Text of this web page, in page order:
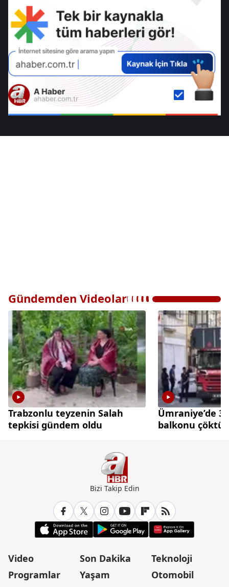
Gündemden Videolar
Trabzonlu teyzenin Salah
tepkisi gündem oldu
Ümraniye’de 3
balkonu çöktü
Bizi Takip Edin
Video
Programlar
Son Dakika
Yaşam
Teknoloji
Otomobil